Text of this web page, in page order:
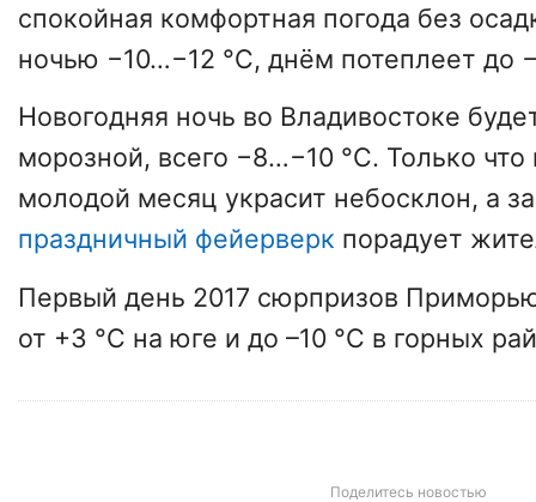
спокойная комфортная погода без
ночью −10…−12 °С, днём потеплеет до
Новогодняя ночь во Владивостоке
морозной, всего −8…−10 °С. Только
молодой месяц украсит небосклон, а
праздничный фейерверк порадует
Первый день 2017 сюрпризов
от +3 °С на юге и до –10 °С в горных
Поделитесь новостью